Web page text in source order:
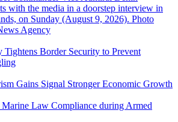
Tightens Border Security to Prevent
Gains Signal Stronger Economic Growth
Marine Law Compliance during Armed